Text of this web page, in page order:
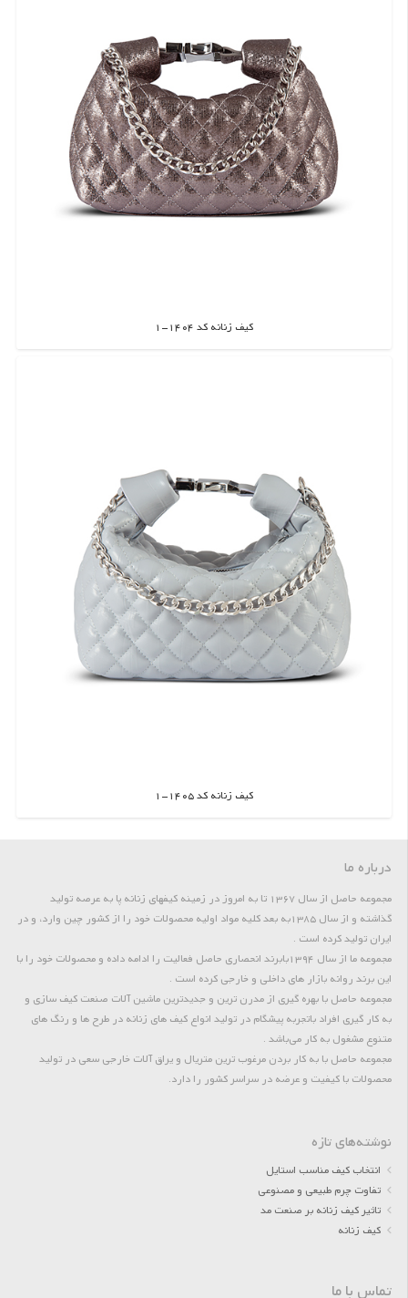
کیف زنانه کد 1404-1
اطلاعات بیشتر
کیف زنانه کد 1405-1
اطلاعات بیشتر
درباره ما
مجموعه حاصل از سال 1367 تا به امروز در زمینه کیفهای زنانه پا به عرصه تولید
گذاشته و از سال 1385به بعد کلیه مواد اولیه محصولات خود را از کشور چین وارد، و در
ایران تولید کرده است .
مجموعه ما از سال 1394بابرند انحصاری حاصل فعالیت را ادامه داده و محصولات خود را با
این برند روانه بازار های داخلی و خارجی کرده است .
مجموعه حاصل با بهره گیری از مدرن ترین و جدیدترین ماشین آلات صنعت کیف سازی و
به کار گیری افراد باتجربه پیشگام در تولید انواع کیف های زنانه در طرح ها و رنگ های
متنوع مشغول به کار می‌باشد .
مجموعه حاصل با به کار بردن مرغوب ترین متریال و یراق آلات خارجی سعی در تولید
محصولات با کیفیت و عرضه در سراسر کشور را دارد.
نوشته‌های تازه
انتخاب کیف مناسب استایل
تفاوت چرم طبیعی و مصنوعی
تاثیر کیف زنانه بر صنعت مد
کیف زنانه
تماس با ما